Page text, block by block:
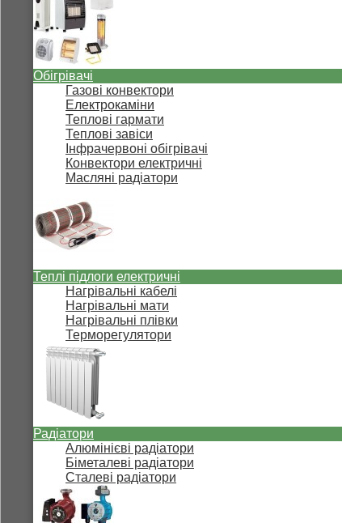
Обігрівачі
Газові конвектори
Електрокаміни
Теплові гармати
Теплові завіси
Інфрачервоні обігрівачі
Конвектори електричні
Масляні радіатори
Теплі підлоги електричні
Нагрівальні кабелі
Нагрівальні мати
Нагрівальні плівки
Терморегулятори
Радіатори
Алюмінієві радіатори
Біметалеві радіатори
Сталеві радіатори